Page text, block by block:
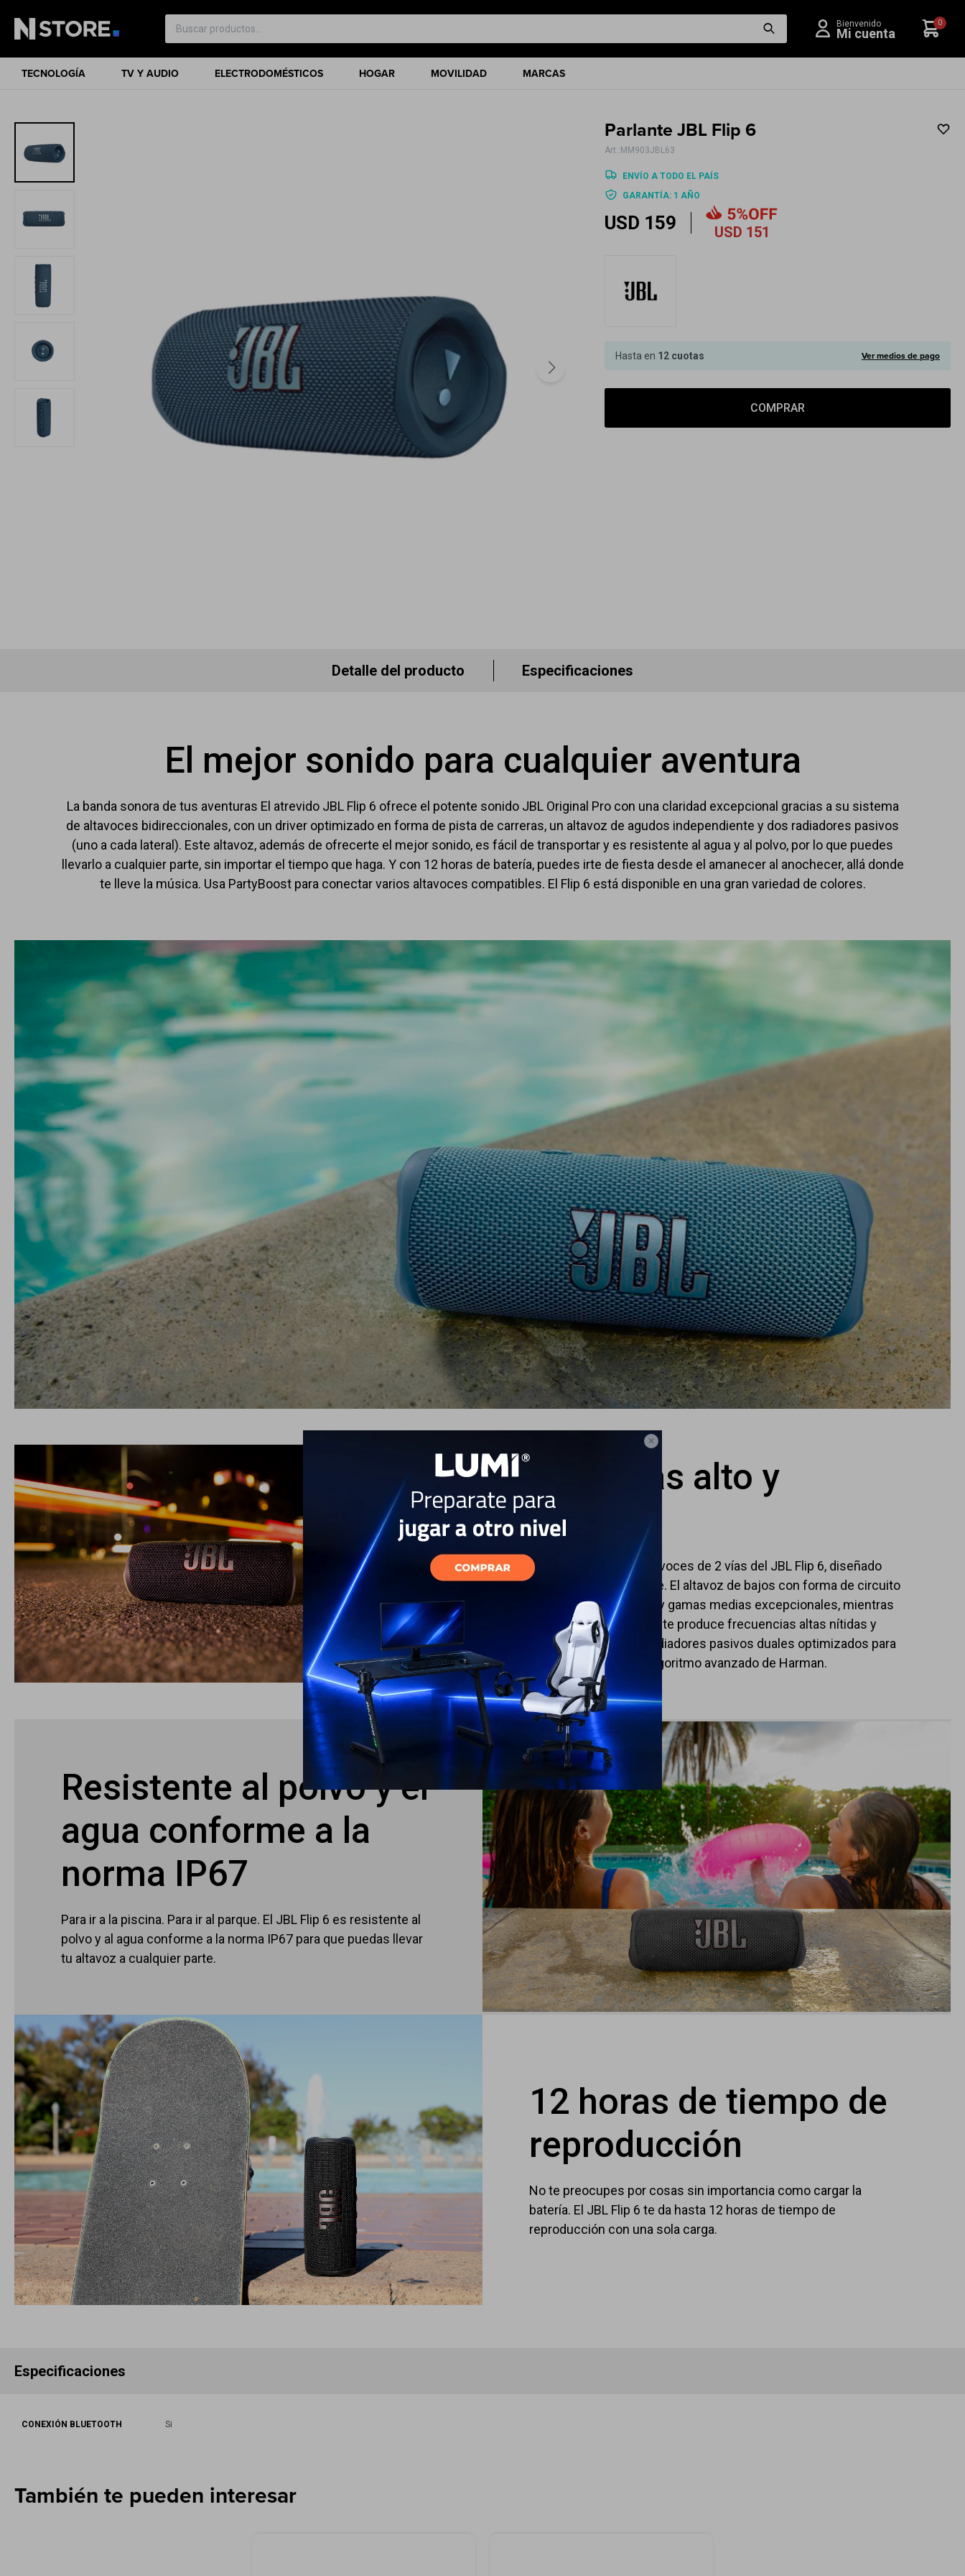

TECNOLOGÍA TV Y AUDIO ELECTRODOMÉSTICOS HOGAR MOVILIDAD MARCAS
0
Parlante JBL Flip 6
MM903JBL63
GARANTÍA: 1 AÑO
ENVÍO A TODO EL PAÍS
USD 159 USD 151
Hasta en 12 cuotas Ver medios de pago
COMPRAR
Detalle del producto Especificaciones
El mejor sonido para cualquier aventura
La banda sonora de tus aventuras El atrevido JBL Flip 6 ofrece el potente sonido JBL Original Pro con una claridad excepcional gracias a su sistema
de altavoces bidireccionales, con un driver optimizado en forma de pista de carreras, un altavoz de agudos independiente y dos radiadores pasivos
(uno a cada lateral). Este altavoz, además de ofrecerte el mejor sonido, es fácil de transportar y es resistente al agua y al polvo, por lo que puedes
llevarlo a cualquier parte, sin importar el tiempo que haga. Y con 12 horas de batería, puedes irte de fiesta desde el amanecer al anochecer, allá donde
te lleve la música. Usa PartyBoost para conectar varios altavoces compatibles. El Flip 6 está disponible en una gran variedad de colores.
Un sonido más alto y
potente
El ritmo no para con el sistema de altavoces de 2 vías del JBL Flip 6, diseñado
para ofrecer un sonido nítido y potente. El altavoz de bajos con forma de circuito
de carreras ofrece frecuencias bajas y gamas medias excepcionales, mientras
que un altavoz de agudos independiente produce frecuencias altas nítidas y
claras. El Flip 6 también cuenta con radiadores pasivos duales optimizados para
graves profundos, ajustados con el algoritmo avanzado de Harman.
Resistente al polvo y el
agua conforme a la
norma IP67
Para ir a la piscina. Para ir al parque. El JBL Flip 6 es resistente al
polvo y al agua conforme a la norma IP67 para que puedas llevar
tu altavoz a cualquier parte.
12 horas de tiempo de
reproducción
No te preocupes por cosas sin importancia como cargar la
batería. El JBL Flip 6 te da hasta 12 horas de tiempo de
reproducción con una sola carga.
Especificaciones
CONEXIÓN BLUETOOTH Si
También te pueden interesar